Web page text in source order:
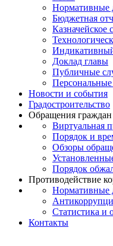
Нормативные
Бюджетная
Казначейское
Доклад главы
Публичные
Новости и события
Градостроительство
Обращения граждан
Виртуальная
Порядок и
Обзоры
Порядок
Противодействие
Нормативные
Статистика и
Контакты